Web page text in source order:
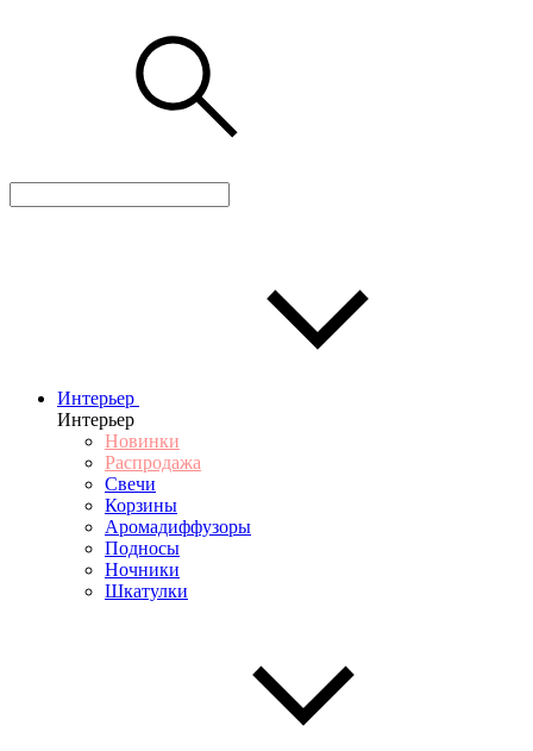
Интерьер
Интерьер
Новинки
Распродажа
Свечи
Корзины
Аромадиффузоры
Подносы
Ночники
Шкатулки